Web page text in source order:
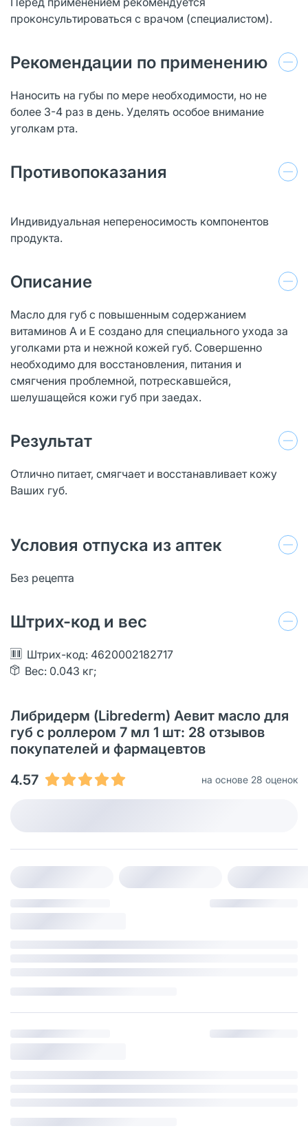
проконсультироваться с врачом (специалистом).
Рекомендации по применению
Наносить на губы по мере необходимости, но не
более 3-4 раз в день. Уделять особое внимание
уголкам рта.
Противопоказания
Индивидуальная непереносимость компонентов
продукта.
Описание
Масло для губ с повышенным содержанием
витаминов А и Е создано для специального ухода за
уголками рта и нежной кожей губ. Совершенно
необходимо для восстановления, питания и
смягчения проблемной, потрескавшейся,
шелушащейся кожи губ при заедах.
Результат
Отлично питает, смягчает и восстанавливает кожу
Ваших губ.
Условия отпуска из аптек
Без рецепта
Штрих-код и вес
Штрих-код: 4620002182717
Вес: 0.043 кг;
Либридерм (Librederm) Аевит масло для
губ с роллером 7 мл 1 шт: 28 отзывов
покупателей и фармацевтов
4.57
на основе 28 оценок